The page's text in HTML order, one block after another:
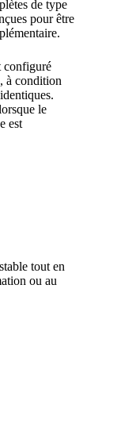
de type
pour être
configuré
à condition
le
est
tout en
ou au